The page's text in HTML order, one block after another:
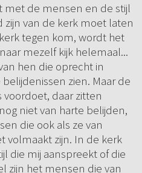
met de mensen en de stijl
zijn van de kerk moet laten
tegen kom, wordt het
mezelf kijk helemaal...
hen die oprecht in
zien. Maar de
voordoet, daar zitten
niet van harte belijden,
die ook als ze van
volmaakt zijn. In de kerk
die mij aanspreekt of die
zijn het mensen die van